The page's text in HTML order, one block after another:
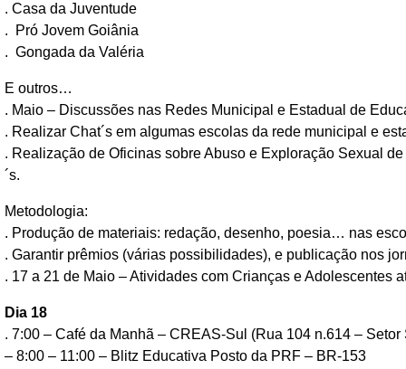
. Casa da Juventude
. Pró Jovem Goiânia
. Gongada da Valéria
E outros…
. Maio – Discussões nas Redes Municipal e Estadual de
. Realizar Chat´s em algumas escolas da rede municipal e
. Realização de Oficinas sobre Abuso e Exploração Sexual
´s.
Metodologia:
. Produção de materiais: redação, desenho, poesia… nas
. Garantir prêmios (várias possibilidades), e publicação nos
. 17 a 21 de Maio – Atividades com Crianças e
Dia 18
. 7:00 – Café da Manhã – CREAS-Sul (Rua 104 n.614 – Setor
– 8:00 – 11:00 – Blitz Educativa Posto da PRF – BR-153